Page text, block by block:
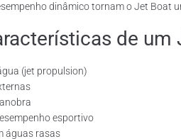
dinâmico tornam o Jet Boat
de um
(jet propulsion)
esportivo
águas rasas